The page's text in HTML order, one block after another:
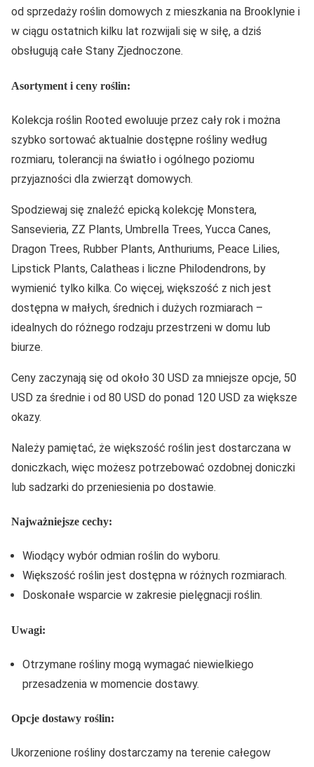
od sprzedaży roślin domowych z mieszkania na Brooklynie i
w ciągu ostatnich kilku lat rozwijali się w siłę, a dziś
obsługują całe Stany Zjednoczone.
Asortyment i ceny roślin:
Kolekcja roślin Rooted ewoluuje przez cały rok i można
szybko sortować aktualnie dostępne rośliny według
rozmiaru, tolerancji na światło i ogólnego poziomu
przyjazności dla zwierząt domowych.
Spodziewaj się znaleźć epicką kolekcję Monstera,
Sansevieria, ZZ Plants, Umbrella Trees, Yucca Canes,
Dragon Trees, Rubber Plants, Anthuriums, Peace Lilies,
Lipstick Plants, Calatheas i liczne Philodendrons, by
wymienić tylko kilka. Co więcej, większość z nich jest
dostępna w małych, średnich i dużych rozmiarach –
idealnych do różnego rodzaju przestrzeni w domu lub
biurze.
Ceny zaczynają się od około 30 USD za mniejsze opcje, 50
USD za średnie i od 80 USD do ponad 120 USD za większe
okazy.
Należy pamiętać, że większość roślin jest dostarczana w
doniczkach, więc możesz potrzebować ozdobnej doniczki
lub sadzarki do przeniesienia po dostawie.
Najważniejsze cechy:
Wiodący wybór odmian roślin do wyboru.
Większość roślin jest dostępna w różnych rozmiarach.
Doskonałe wsparcie w zakresie pielęgnacji roślin.
Uwagi:
Otrzymane rośliny mogą wymagać niewielkiego
przesadzenia w momencie dostawy.
Opcje dostawy roślin:
Ukorzenione rośliny dostarczamy na terenie całegow